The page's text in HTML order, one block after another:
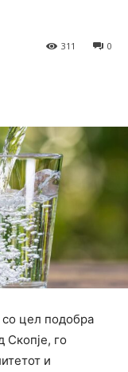
0
311
со цел подобра
Скопје, го
и